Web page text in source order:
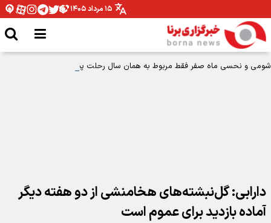
۱۵ مرداد ۱۴۰۵
شومی و نحسی ماه صفر فقط مربوط به همان سال رحلت پیامبر اکرم بوده است
دارابی: گل‌نبشته‌های هخامنشی از دو هفته دیگر
آماده بازدید برای عموم است